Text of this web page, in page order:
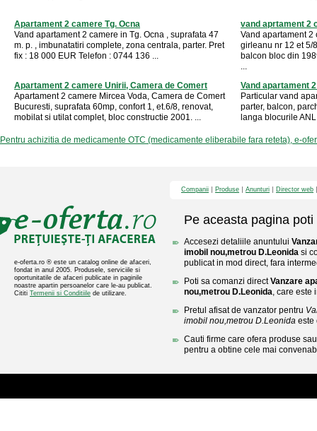
Apartament 2 camere Tg. Ocna
Vand apartament 2 camere in Tg. Ocna , suprafata 47
m. p. , imbunatatiri complete, zona centrala, parter. Pret
fix : 18 000 EUR Telefon : 0744 136 ...
vand aprtament 2
Vand apartament 2
girleanu nr 12 et 5/
balcon bloc din
...
Apartament 2 camere Unirii, Camera de Comert
Apartament 2 camere Mircea Voda, Camera de Comert
Bucuresti, suprafata 60mp, confort 1, et.6/8, renovat,
mobilat si utilat complet, bloc constructie 2001. ...
Vand apartament
Particular vand
parter, balcon,
langa blocurile
Pentru achizitia de medicamente OTC (medicamente eliberabile fara reteta), e-
e-oferta.ro ® este un catalog online de afaceri,
fondat in anul 2005. Produsele, serviciile si
oportunitatile de afaceri publicate in paginile
noastre apartin persoanelor care le-au publicat.
Cititi Termenii si Conditiile de utilizare.
Companii Produse Anunturi Director web
Pe aceasta pagina poti
Accesezi detaliile anuntului
imobil nou,metrou D.Leonida si
publicat in mod direct, fara
Poti sa comanzi directVanzare
nou,metrou D.Leonida, care este
Pretul afisat de vanzator pentru
imobil nou,metrou D.Leonida este
Cauti firme care ofera produse
pentru a obtine cele mai